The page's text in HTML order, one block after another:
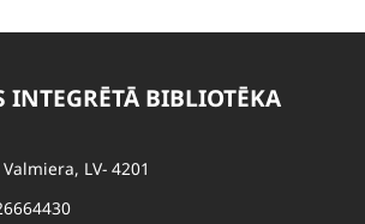
INTEGRĒTĀ BIBLIOTĒKA
LV- 4201